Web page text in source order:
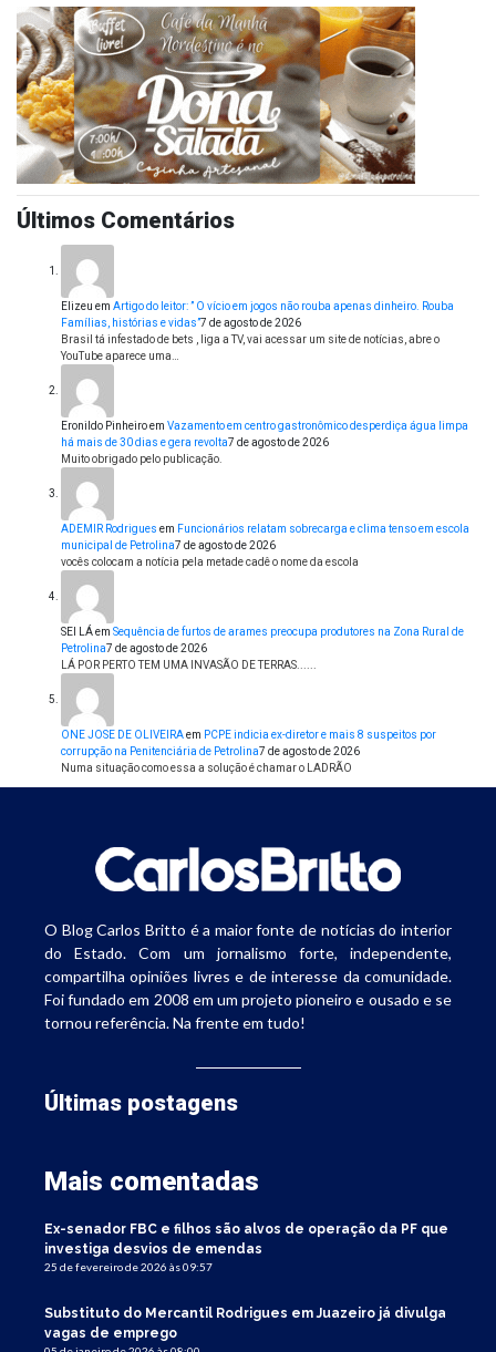
Últimos Comentários
Elizeu em Artigo do leitor: ” O vício em jogos não rouba apenas dinheiro. Rouba
Famílias, histórias e vidas”7 de agosto de 2026
Brasil tá infestado de bets , liga a TV, vai acessar um site de notícias, abre o
YouTube aparece uma…
Eronildo Pinheiroem Vazamento em centro gastronômico desperdiça água limpa
há mais de 30 dias e gera revolta7 de agosto de 2026
Muito obrigado pelo publicação.
ADEMIR Rodrigues em Funcionários relatam sobrecarga e clima tenso em escola
municipal de Petrolina7 de agosto de 2026
vocês colocam a notícia pela metade cadê o nome da escola
SEI LÁem Sequência de furtos de arames preocupa produtores na Zona Rural de
Petrolina7 de agosto de 2026
LÁ POR PERTO TEM UMA INVASÃO DE TERRAS......
ONE JOSE DE OLIVEIRAem PCPE indicia ex-diretor e mais 8 suspeitos por
corrupção na Penitenciária de Petrolina7 de agosto de 2026
Numa situação como essa a solução é chamar o LADRÃO
O Blog Carlos Britto é a maior fonte de notícias do interior
do Estado. Com um jornalismo forte, independente,
compartilha opiniões livres e de interesse da comunidade.
Foi fundado em 2008 em um projeto pioneiro e ousado e se
tornou referência. Na frente em tudo!
Últimas postagens
Mais comentadas
Ex-senador FBC e filhos são alvos de operação da PF que
investiga desvios de emendas
25 de fevereiro de 2026 às 09:57
Substituto do Mercantil Rodrigues em Juazeiro já divulga
vagas de emprego